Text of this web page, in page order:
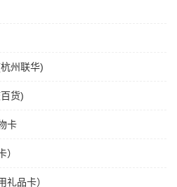
州联华)
货)
卡
）
礼品卡）